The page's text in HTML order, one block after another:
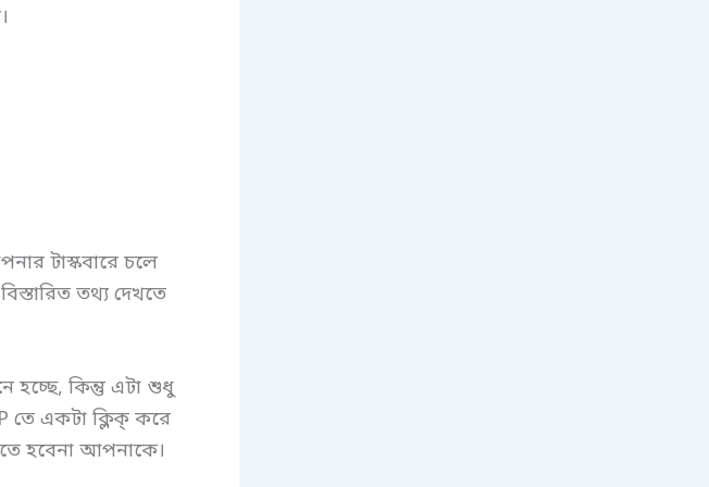
টাস্কবারে চলে
তথ্য দেখতে
হচ্ছে, কিন্তু এটা শুধু
একটা ক্লিক্ করে
হবেনা আপনাকে।